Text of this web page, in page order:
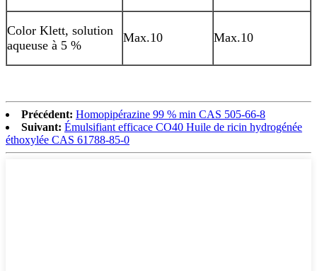
Color Klett, solution
aqueuse à 5 %
Max.10 Max.10
Précédent: Homopipérazine 99 % min CAS 505-66-8
Suivant: Émulsifiant efficace CO40 Huile de ricin hydrogénée
éthoxylée CAS 61788-85-0